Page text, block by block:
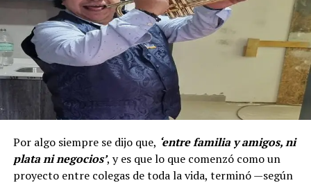
Por algo siempre se dijo que, ‘entre familia y amigos, ni
plata ni negocios’, y es que lo que comenzó como un
proyecto entre colegas de toda la vida, terminó —según